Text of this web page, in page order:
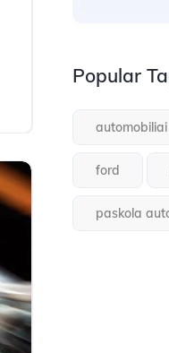
Popular
automobiliai
ford
paskola